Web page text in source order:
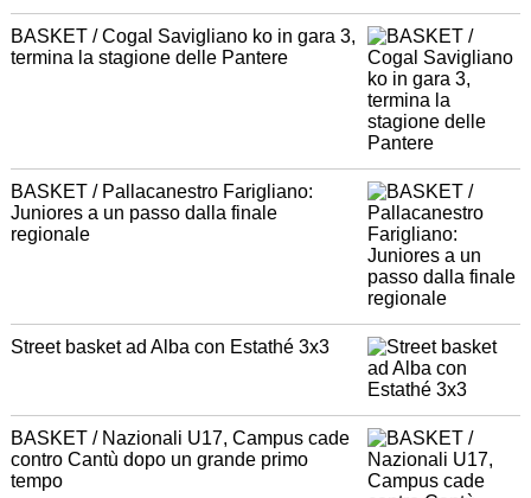
BASKET / Cogal Savigliano ko in gara 3,
termina la stagione delle Pantere
BASKET / Pallacanestro Farigliano:
Juniores a un passo dalla finale
regionale
Street basket ad Alba con Estathé 3x3
BASKET / Nazionali U17, Campus cade
contro Cantù dopo un grande primo
tempo